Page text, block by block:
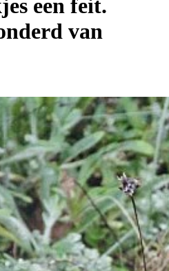
een feit.
van